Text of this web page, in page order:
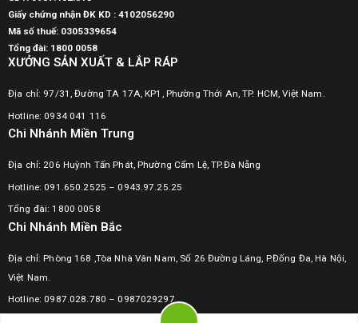
Giấy chứng nhận ĐK KD : 4102056290
Mã số thuế: 0305339654
Tổng đài: 1800 0058
XƯỞNG SẢN XUẤT & LẮP RÁP
Địa chỉ: 97/31, Đường TA 17A, KP1, Phường Thới An, TP. HCM, Việt Nam.
Hotline: 0934 041 116
Chi Nhánh Miền Trung
Địa chỉ: 206 Huỳnh Tấn Phát, Phường Cẩm Lệ, TP.Đà Nẵng
Hotline: 091.650.2525 – 0943.97.25.25
Tổng đài: 1800 0058
Chi Nhánh Miền Bắc
Địa chỉ: Phòng 168 ,Tòa Nhà Vân Nam, Số 26 Đường Láng, P.Đống Đa, Hà Nội,
Việt Nam.
Hotline: 0987.028.780 –0987029297